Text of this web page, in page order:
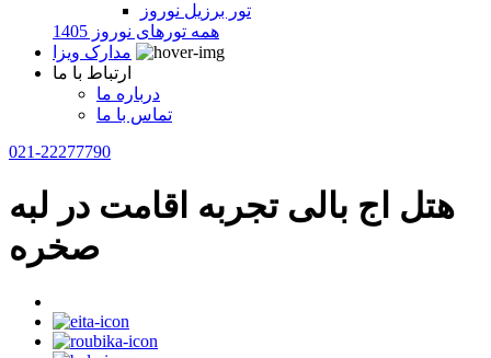
تور برزیل نوروز
همه تورهای نوروز 1405
مدارک ویزا
ارتباط با ما
درباره ما
تماس با ما
021-22277790
هتل اج بالی تجربه اقامت در لبه
صخره